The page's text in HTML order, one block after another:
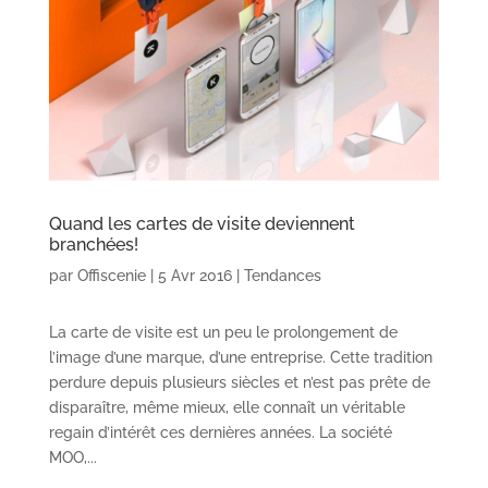
Quand les cartes de visite deviennent
branchées!
par Offiscenie| 5 Avr 2016| Tendances
La carte de visite est un peu le prolongement de
l’image d’une marque, d’une entreprise. Cette tradition
perdure depuis plusieurs siècles et n’est pas prête de
disparaître, même mieux, elle connaît un véritable
regain d’intérêt ces dernières années. La société
MOO,...